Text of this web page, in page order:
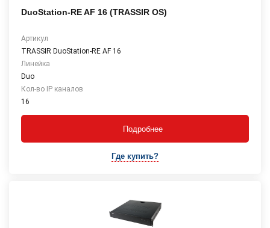
DuoStation-RE AF 16 (TRASSIR OS)
Артикул
TRASSIR DuoStation-RE AF 16
Линейка
Duo
Кол-во IP каналов
16
Подробнее
Где купить?